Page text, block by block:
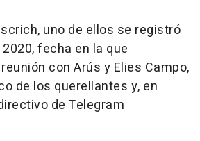
uno de ellos se registró
fecha en la que
con Arús y Elies Campo,
de los querellantes y, en
de Telegram